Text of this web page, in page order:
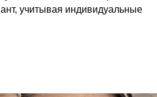
учитывая индивидуальные